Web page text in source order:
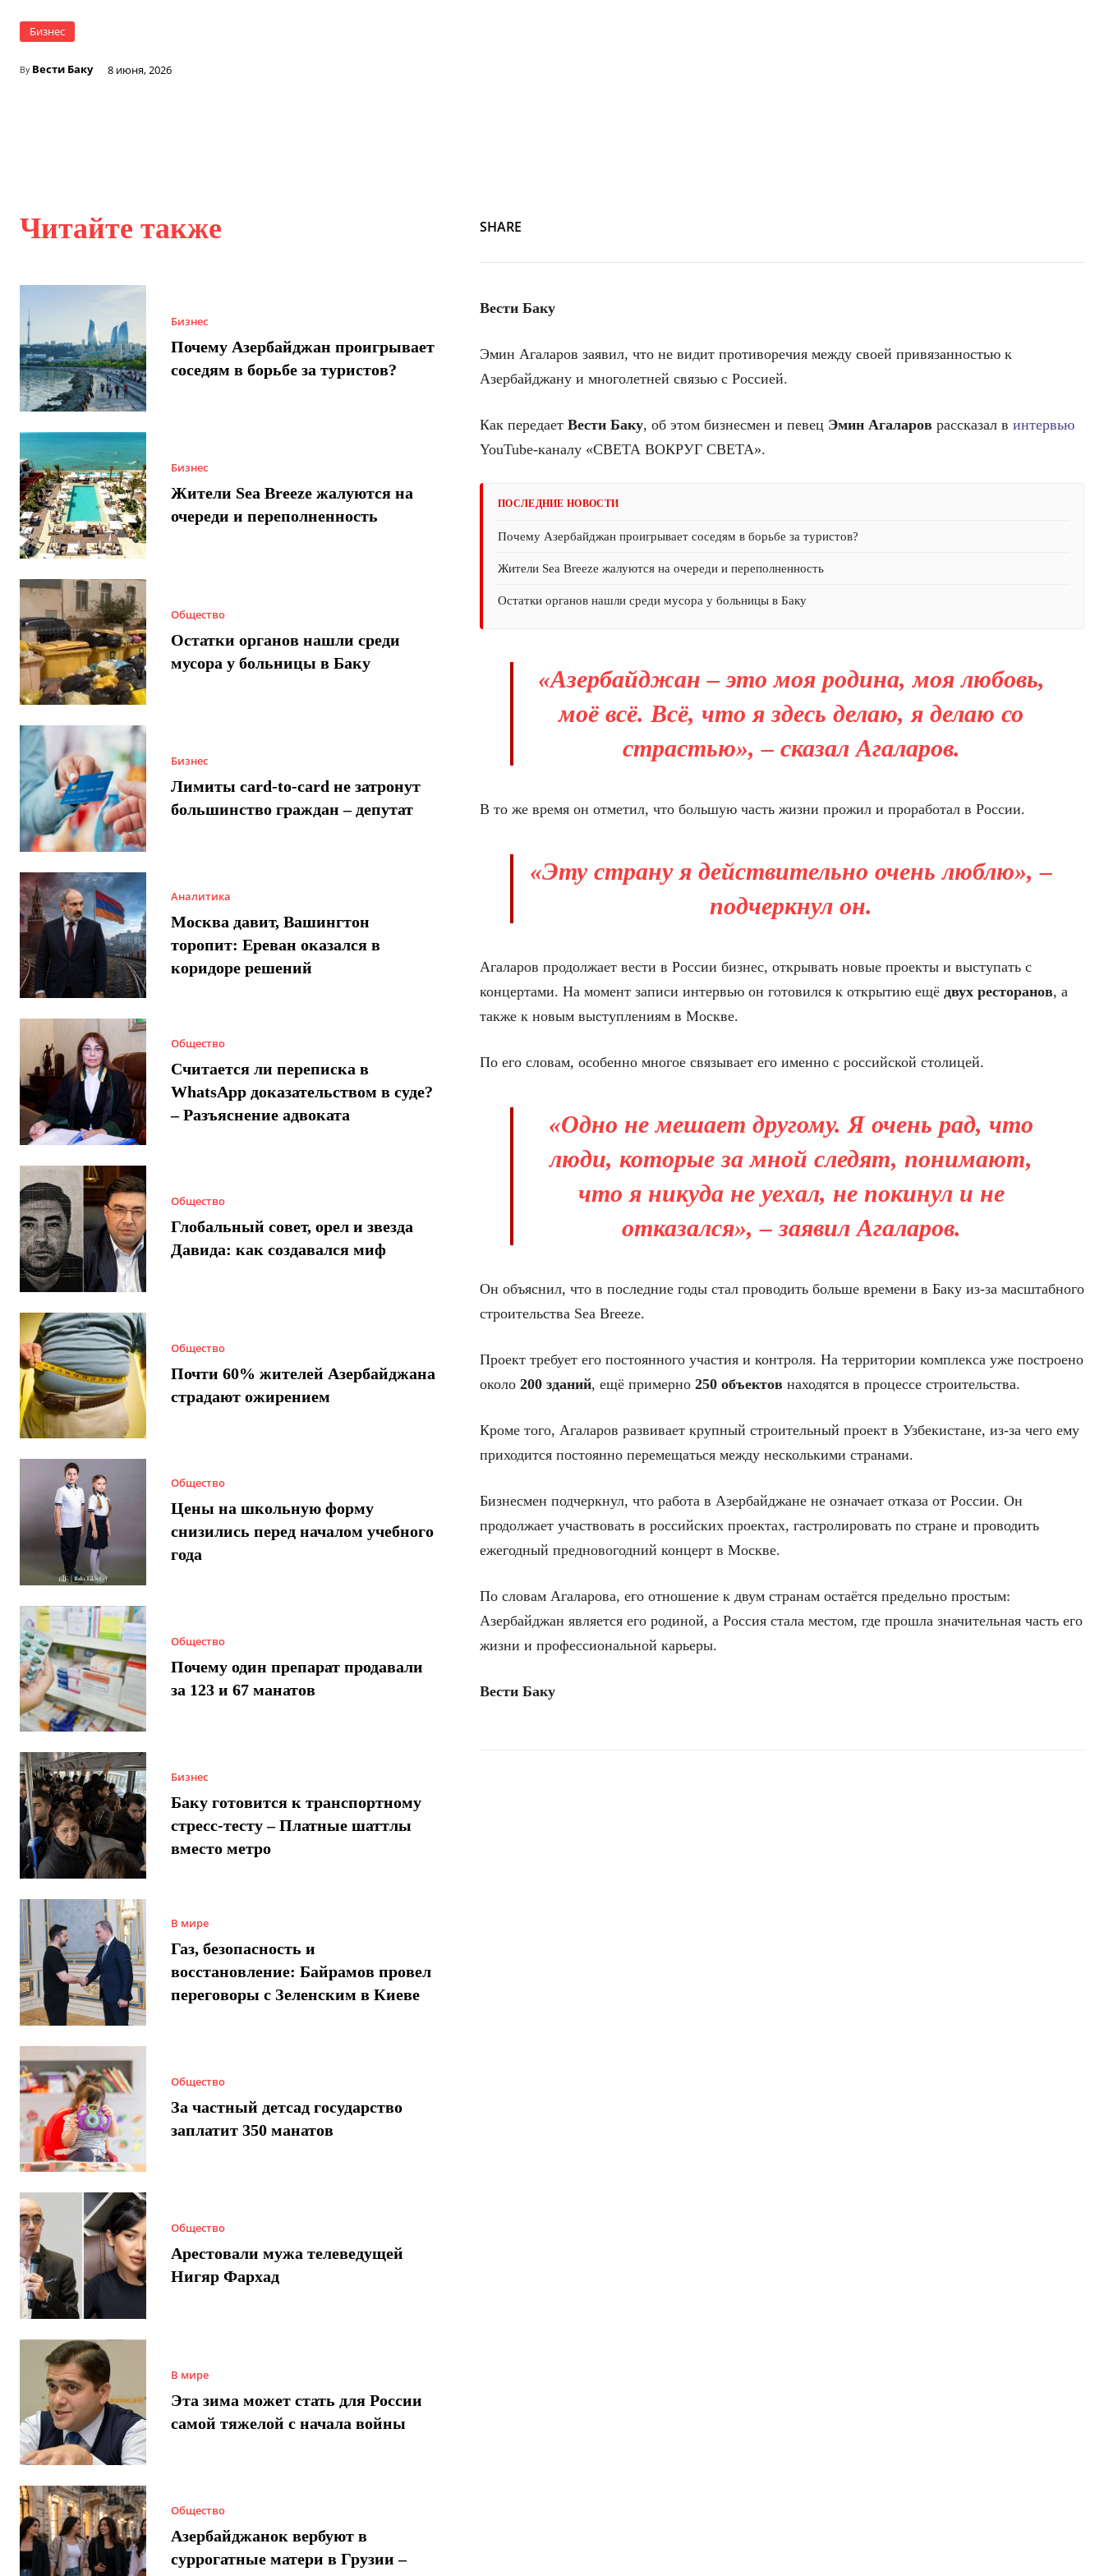
Бизнес
By Вести Баку 8 июня, 2026
Читайте также
Бизнес
Почему Азербайджан проигрывает
соседям в борьбе за туристов?
Бизнес
Жители Sea Breeze жалуются на
очереди и переполненность
Общество
Остатки органов нашли среди
мусора у больницы в Баку
Бизнес
Лимиты card-to-card не затронут
большинство граждан – депутат
Аналитика
Москва давит, Вашингтон
торопит: Ереван оказался в
коридоре решений
Общество
Считается ли переписка в
WhatsApp доказательством в суде?
– Разъяснение адвоката
Общество
Глобальный совет, орел и звезда
Давида: как создавался миф
Общество
Почти 60% жителей Азербайджана
страдают ожирением
Общество
Цены на школьную форму
снизились перед началом учебного
года
Общество
Почему один препарат продавали
за 123 и 67 манатов
Бизнес
Баку готовится к транспортному
стресс-тесту – Платные шаттлы
вместо метро
В мире
Газ, безопасность и
восстановление: Байрамов провел
переговоры с Зеленским в Киеве
Общество
За частный детсад государство
заплатит 350 манатов
Общество
Арестовали мужа телеведущей
Нигяр Фархад
В мире
Эта зима может стать для России
самой тяжелой с начала войны
Общество
Азербайджанок вербуют в
суррогатные матери в Грузии –
SHARE
Вести Баку
Эмин Агаларов заявил, что не видит противоречия между своей привязанностью к
Азербайджану и многолетней связью с Россией.
Как передает Вести Баку, об этом бизнесмен и певец Эмин Агаларов рассказал в интервью
YouTube-каналу «СВЕТА ВОКРУГ СВЕТА».
ПОСЛЕДНИЕ НОВОСТИ
Почему Азербайджан проигрывает соседям в борьбе за туристов?
Жители Sea Breeze жалуются на очереди и переполненность
Остатки органов нашли среди мусора у больницы в Баку
«Азербайджан – это моя родина, моя любовь,
моё всё. Всё, что я здесь делаю, я делаю со
страстью», – сказал Агаларов.
В то же время он отметил, что большую часть жизни прожил и проработал в России.
«Эту страну я действительно очень люблю», –
подчеркнул он.
Агаларов продолжает вести в России бизнес, открывать новые проекты и выступать с
концертами. На момент записи интервью он готовился к открытию ещё двух ресторанов, а
также к новым выступлениям в Москве.
По его словам, особенно многое связывает его именно с российской столицей.
«Одно не мешает другому. Я очень рад, что
люди, которые за мной следят, понимают,
что я никуда не уехал, не покинул и не
отказался», – заявил Агаларов.
Он объяснил, что в последние годы стал проводить больше времени в Баку из-за масштабного
строительства Sea Breeze.
Проект требует его постоянного участия и контроля. На территории комплекса уже построено
около 200 зданий, ещё примерно 250 объектов находятся в процессе строительства.
Кроме того, Агаларов развивает крупный строительный проект в Узбекистане, из-за чего ему
приходится постоянно перемещаться между несколькими странами.
Бизнесмен подчеркнул, что работа в Азербайджане не означает отказа от России. Он
продолжает участвовать в российских проектах, гастролировать по стране и проводить
ежегодный предновогодний концерт в Москве.
По словам Агаларова, его отношение к двум странам остаётся предельно простым:
Азербайджан является его родиной, а Россия стала местом, где прошла значительная часть его
жизни и профессиональной карьеры.
Вести Баку